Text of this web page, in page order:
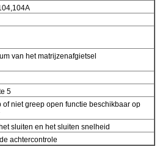
van het matrijzenafgietsel
5
of niet greep open functie beschikbaar op
sluiten en het sluiten snelheid
achtercontrole